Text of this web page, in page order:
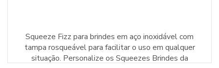
Squeeze Fizz para brindes em aço inoxidável com
tampa rosqueável para facilitar o uso em qualquer
situação. Personalize os Squeezes Brindes da